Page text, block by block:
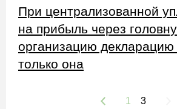
При централизованной
на прибыль через
организацию декларацию
только она
1 3